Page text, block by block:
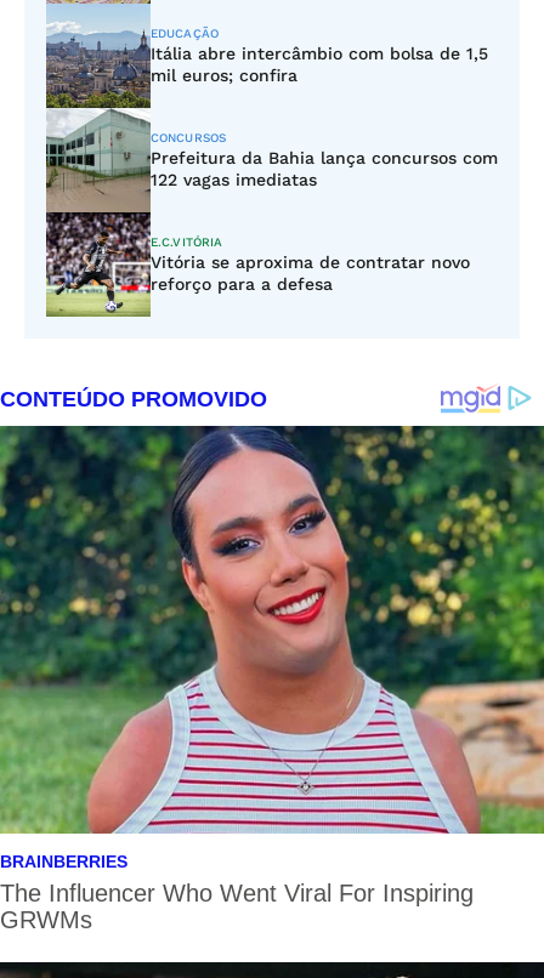
EDUCAÇÃO
Itália abre intercâmbio com bolsa de 1,5
mil euros; confira
CONCURSOS
Prefeitura da Bahia lança concursos com
122 vagas imediatas
E.C.VITÓRIA
Vitória se aproxima de contratar novo
reforço para a defesa